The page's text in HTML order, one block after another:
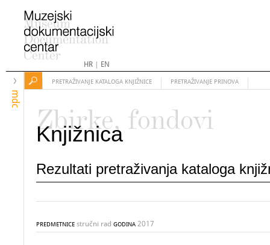
HR| EN
mdc
PRETRAŽIVANJE KATALOGA KNJIŽNICE PRETRAŽIVANJE PRINOVA
Zbirke, fondovi
Knjižnica
Rezultati pretraživanja kataloga
PREDMETNICE stručni rad GODINA 2017